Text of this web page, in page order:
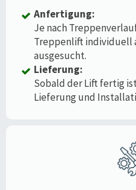
Anfertigung:
Je nach
Treppenlift individuell
ausgesucht.
Lieferung:
Sobald der Lift fertig
Lieferung und